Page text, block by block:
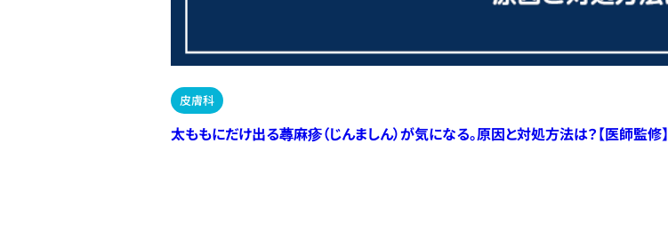
皮膚科
太ももにだけ出る蕁麻疹（じんましん）が気になる。原因と対処方法は？【医師監修】